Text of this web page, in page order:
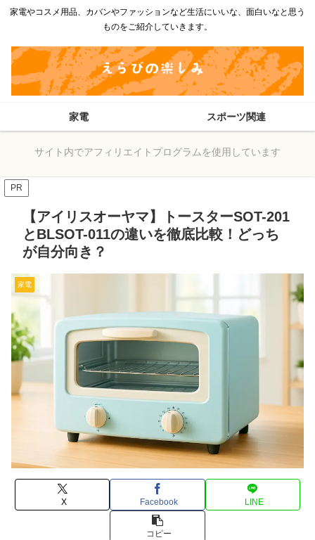
家電やコスメ用品、カバンやファッションなど生活にいいな、面白いなと思う
ものをご紹介していきます。
家電 スポーツ関連
サイト内でアフィリエイトプログラムを使用しています
PR
【アイリスオーヤマ】トースターSOT-201
とBLSOT-011の違いを徹底比較！どっち
が自分向き？
家電
X Facebook LINE
コピー